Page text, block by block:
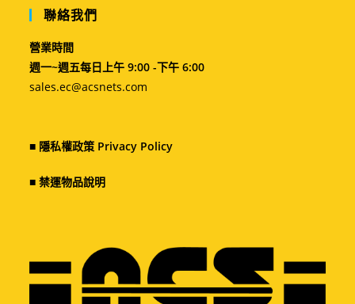
聯絡我們
營業時間
週一~週五每日上午 9:00 -下午 6:00
sales.ec@acsnets.com
■ 隱私權政策 Privacy Policy
■禁運物品說明